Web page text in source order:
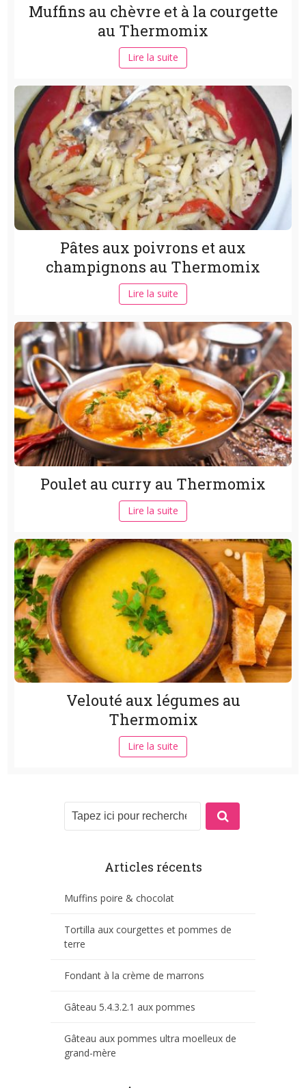
Muffins au chèvre et à la courgette
au Thermomix
Lire la suite
Pâtes aux poivrons et aux
champignons au Thermomix
Lire la suite
Poulet au curry au Thermomix
Lire la suite
Velouté aux légumes au
Thermomix
Lire la suite
Articles récents
Muffins poire & chocolat
Tortilla aux courgettes et pommes de
terre
Fondant à la crème de marrons
Gâteau 5.4.3.2.1 aux pommes
Gâteau aux pommes ultra moelleux de
grand-mère